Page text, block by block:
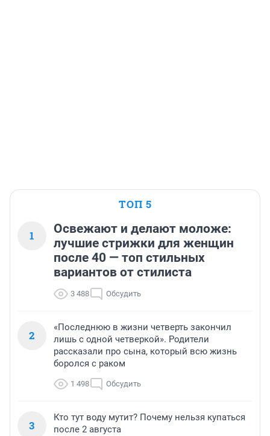
ТОП 5
1
Освежают и делают моложе:
лучшие стрижки для женщин
после 40 — топ стильных
вариантов от стилиста
3 488 Обсудить
2
«Последнюю в жизни четверть закончил
лишь с одной четверкой». Родители
рассказали про сына, который всю жизнь
боролся с раком
1 498 Обсудить
3
Кто тут воду мутит? Почему нельзя купаться
после 2 августа